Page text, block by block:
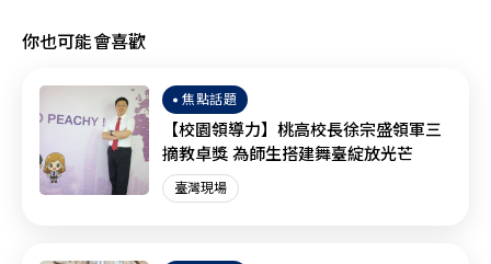
你也可能會喜歡
焦點話題
【校園領導力】桃高校長徐宗盛領軍三
摘教卓獎 為師生搭建舞臺綻放光芒
臺灣現場